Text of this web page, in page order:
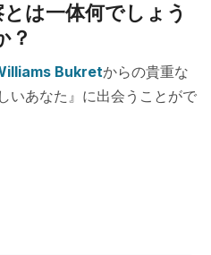
は一体何でしょう
？
Bukretからの貴重な
いあなた』に出会うことがで